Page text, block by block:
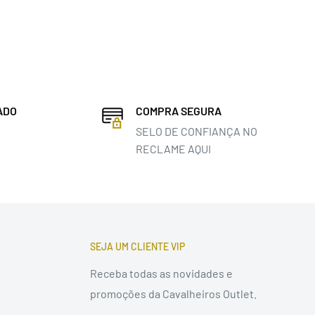
COMPRA SEGURA
SELO DE CONFIANÇA NO
RECLAME AQUI
SEJA UM CLIENTE VIP
Receba todas as novidades e
promoções da Cavalheiros Outlet.